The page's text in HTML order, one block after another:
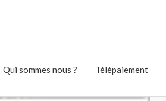
Qui sommes nous ? Télépaiement